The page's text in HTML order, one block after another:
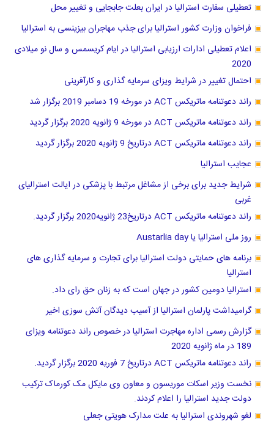
تعطیلی سفارت استرالیا در ایران بعلت جابجایی و تغییر محل
فراخوان وزارت کشور استرالیا برای جذب مهاجران بیزینسی به استرالیا
اعلام تعطیلی ادارات ارزیابی استرالیا در ایام کریسمس و سال نو میلادی
2020
احتمال تغییر در شرایط ویزای سرمایه گذاری و کارآفرینی
راند دعوتنامه ماتریکس ACT در مورخه 19 دسامبر 2019 برگزار شد
راند دعوتنامه ماتریکس ACT در مورخه 9 ژانویه 2020 برگزار گردید
راند دعوتنامه ماتریکس ACT درتاریخ 9 ژانویه 2020 برگزار گردید
عجایب استرالیا
شرایط جدید برای برخی از مشاغل مرتبط با پزشکی در ایالت استرالیای
غربی
راند دعوتنامه ماتریکس ACT درتاریخ23 ژانویه2020 برگزار گردید.
روز ملی استرالیا یا Austarlia day
برنامه های حمایتی دولت استرالیا برای تجارت و سرمایه گذاری های
استرالیا
استرالیا دومین کشور در جهان است که به زنان حق رای داد.
گرامیداشت پارلمان استرالیا از آسیب دیدگان آتش سوزی اخیر
گزارش رسمی اداره مهاجرت استرالیا در خصوص راند دعوتنامه ویزای
189 در ماه ژانویه 2020
راند دعوتنامه ماتریکس ACT درتاریخ 7 فوریه 2020 برگزار گردید.
نخست وزیر اسکات موریسون و معاون وی مایکل مک کورماک ترکیب
دولت جدید استرالیا را اعلام کردند.
لغو شهروندی استرالیا به علت مدارک هویتی جعلی